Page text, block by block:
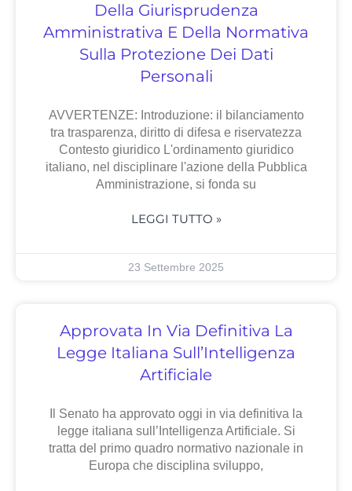
Della Giurisprudenza
Amministrativa E Della Normativa
Sulla Protezione Dei Dati
Personali
AVVERTENZE: Introduzione: il bilanciamento
tra trasparenza, diritto di difesa e riservatezza
Contesto giuridico L'ordinamento giuridico
italiano, nel disciplinare l'azione della Pubblica
Amministrazione, si fonda su
LEGGI TUTTO »
23 Settembre 2025
Approvata In Via Definitiva La
Legge Italiana Sull’Intelligenza
Artificiale
Il Senato ha approvato oggi in via definitiva la
legge italiana sull’Intelligenza Artificiale. Si
tratta del primo quadro normativo nazionale in
Europa che disciplina sviluppo,